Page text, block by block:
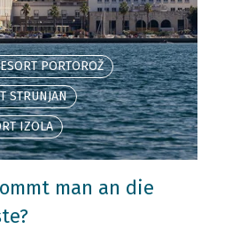
PORTOROŽ
STRUNJAN
IZOLA
man an die